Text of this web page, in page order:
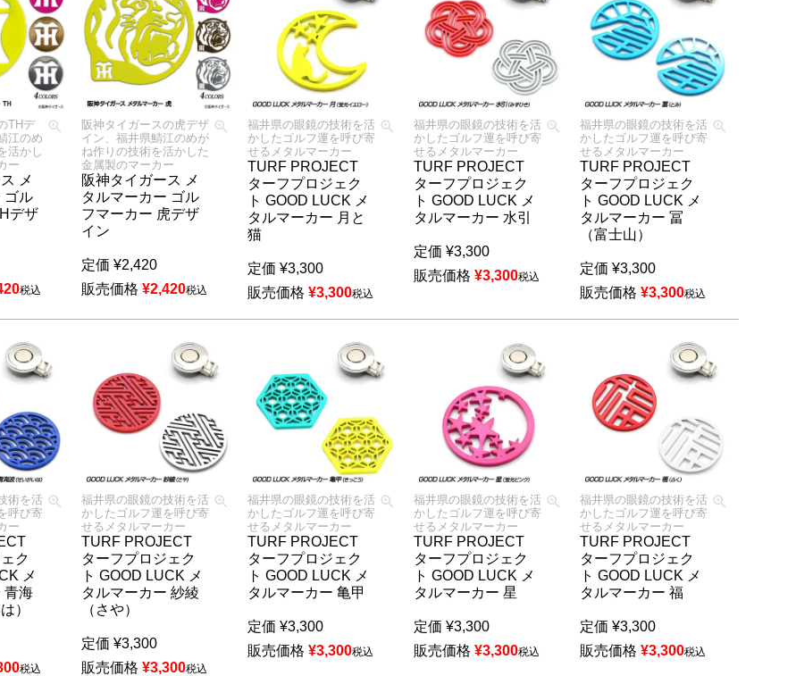
THデ
江のめ
活かし
ー
メ
ゴル
デザ
税込
阪神タイガースの虎デザ
イン、福井県鯖江のめが
ね作りの技術を活かした
金属製のマーカー
阪神タイガース メ
タルマーカー ゴル
フマーカー 虎デザ
イン
定価 ¥2,420
販売価格 ¥2,420税込
福井県の眼鏡の技術を活
かしたゴルフ運を呼び寄
せるメタルマーカー
TURF PROJECT
ターフプロジェク
ト GOOD LUCK メ
タルマーカー 月と
猫
定価 ¥3,300
販売価格 ¥3,300税込
福井県の眼鏡の技術を活
かしたゴルフ運を呼び寄
せるメタルマーカー
TURF PROJECT
ターフプロジェク
ト GOOD LUCK メ
タルマーカー 水引
定価 ¥3,300
販売価格 ¥3,300税込
福井県の眼鏡の技術を活
かしたゴルフ運を呼び寄
せるメタルマーカー
TURF PROJECT
ターフプロジェク
ト GOOD LUCK メ
タルマーカー 冨
（富士山）
定価 ¥3,300
販売価格 ¥3,300税込
術を活
呼び寄
ー
ク
メ
青海
）
税込
福井県の眼鏡の技術を活
かしたゴルフ運を呼び寄
せるメタルマーカー
TURF PROJECT
ターフプロジェク
ト GOOD LUCK メ
タルマーカー 紗綾
（さや）
定価 ¥3,300
販売価格 ¥3,300税込
福井県の眼鏡の技術を活
かしたゴルフ運を呼び寄
せるメタルマーカー
TURF PROJECT
ターフプロジェク
ト GOOD LUCK メ
タルマーカー 亀甲
定価 ¥3,300
販売価格 ¥3,300税込
福井県の眼鏡の技術を活
かしたゴルフ運を呼び寄
せるメタルマーカー
TURF PROJECT
ターフプロジェク
ト GOOD LUCK メ
タルマーカー 星
定価 ¥3,300
販売価格 ¥3,300税込
福井県の眼鏡の技術を活
かしたゴルフ運を呼び寄
せるメタルマーカー
TURF PROJECT
ターフプロジェク
ト GOOD LUCK メ
タルマーカー 福
定価 ¥3,300
販売価格 ¥3,300税込